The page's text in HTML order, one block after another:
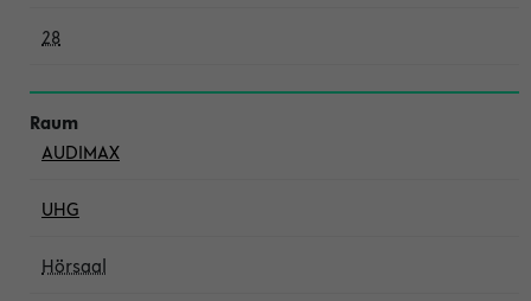
28
AUDIMAX
UHG
Hörsaal